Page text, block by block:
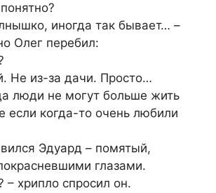
иногда так бывает… –
Олег перебил:
Не из-за дачи. Просто…
люди не могут больше жить
если когда-то очень любили
Эдуард – помятый,
глазами.
– хрипло спросил он.